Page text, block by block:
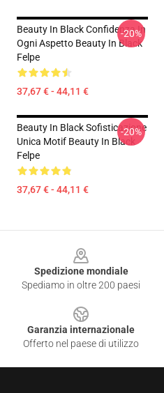
Beauty In Black Confidenza In
Ogni Aspetto Beauty In Black
Felpe
37,67 € - 44,11 €
-20%
Beauty In Black Sofisticazione
Unica Motif Beauty In Black
Felpe
37,67 € - 44,11 €
-20%
Spedizione mondiale
Spediamo in oltre 200 paesi
Garanzia internazionale
Offerto nel paese di utilizzo